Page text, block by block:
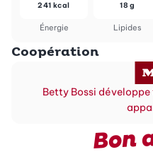
Énergie
241 kcal
Lipides
18 g
Coopération
Betty Bossi
Bon